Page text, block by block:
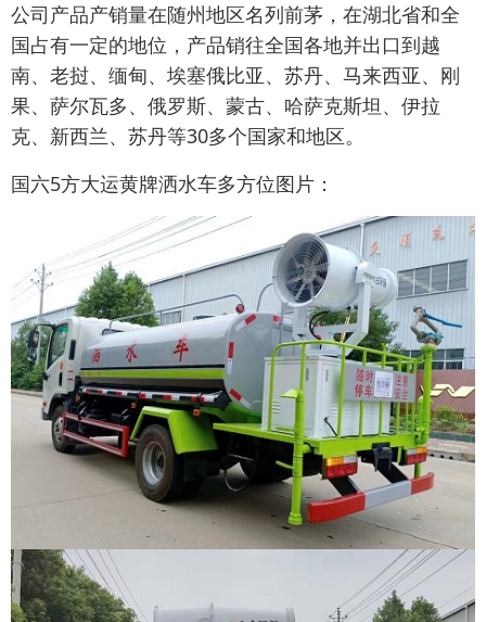
公司产品产销量在随州地区名列前茅，在湖北省和全
国占有一定的地位，产品销往全国各地并出口到越
南、老挝、缅甸、埃塞俄比亚、苏丹、马来西亚、刚
果、萨尔瓦多、俄罗斯、蒙古、哈萨克斯坦、伊拉
克、新西兰、苏丹等30多个国家和地区。
国六5方大运黄牌洒水车多方位图片：